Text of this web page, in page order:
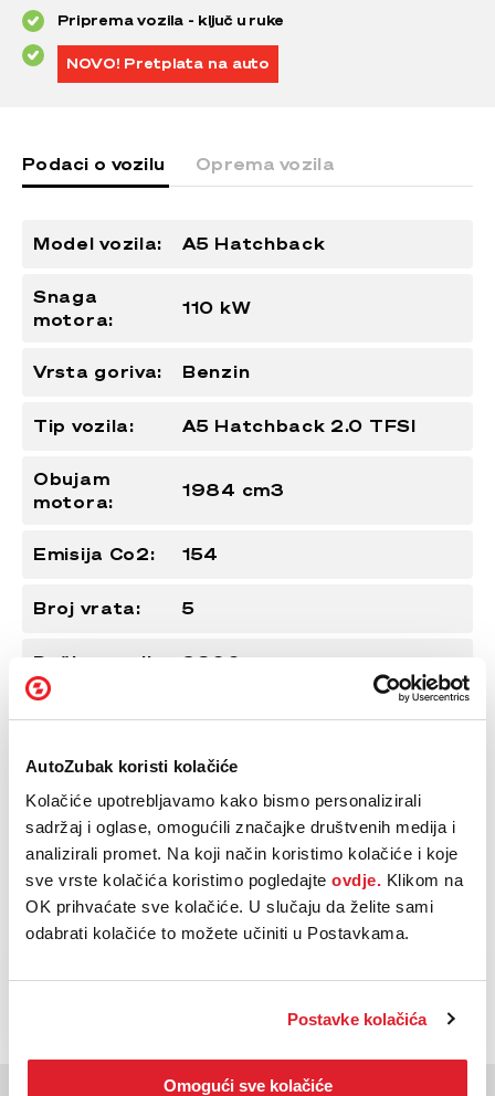
AutoZubak koristi kolačiće
Kolačiće upotrebljavamo kako bismo personalizirali
sadržaj i oglase, omogućili značajke društvenih medija i
analizirali promet. Na koji način koristimo kolačiće i koje
sve vrste kolačića koristimo pogledajte ovdje. Klikom na
OK prihvaćate sve kolačiće. U slučaju da želite sami
odabrati kolačiće to možete učiniti u Postavkama.
Postavke kolačića
Omogući sve kolačiće
Priprema vozila - ključ u ruke
NOVO! Pretplata na auto
Podaci o vozilu Oprema vozila
Model vozila: A5 Hatchback
Snaga
motora:
110 kW
Vrsta goriva: Benzin
Tip vozila: A5 Hatchback 2.0 TFSI
Obujam
motora:
1984 cm3
Emisija Co2: 154
Broj vrata: 5
Dužina vozila: 3900mm
Euro norma: 6
Oblik
karoserije:
Vrsta
mjenjača:
Automatski